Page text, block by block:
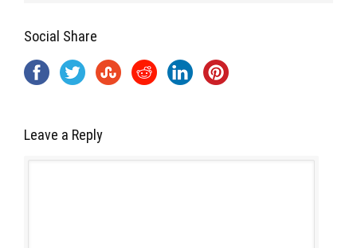
Social Share
Leave a Reply